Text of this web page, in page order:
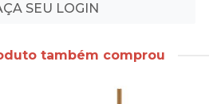
SEU LOGIN
também comprou